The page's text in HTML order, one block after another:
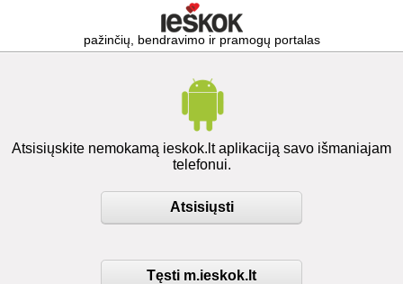
pažinčių, bendravimo ir pramogų portalas
Atsisiųskite nemokamą ieskok.lt aplikaciją savo išmaniajam
telefonui.
Atsisiųsti
Tęsti m.ieskok.lt